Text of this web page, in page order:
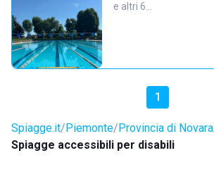
e altri 6…
1
Spiagge.it Piemonte Provincia di Novara
Spiagge accessibili per disabili